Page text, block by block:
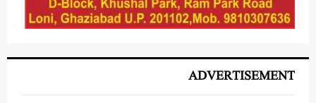
ADVERTISEMENT